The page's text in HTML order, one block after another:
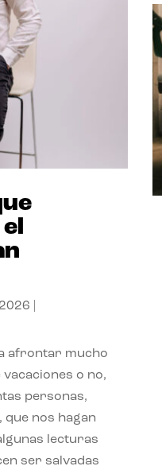
afrontar mucho
o no,
personas,
nos hagan
lecturas
ser salvadas